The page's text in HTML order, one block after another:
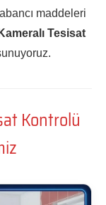
maddeleri
Tesisat
Kontrolü